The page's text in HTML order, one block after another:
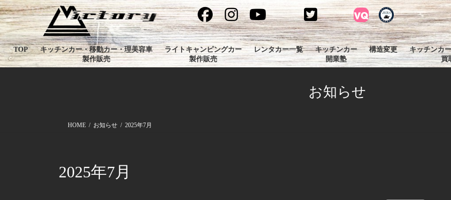
コ
ン
テ
ン
ツ
へ
ナ
ビ
ゲ
ー
シ
ョ
TOP
キッチンカー・移動カー・理美容車
製作販売
ライトキャンピングカー
製作販売
レンタカー一覧
キッチンカー
開業塾
構造変更
キッチンカ
買
お知らせ
HOME お知らせ 2025年7月
2025年7月